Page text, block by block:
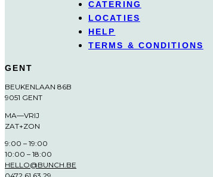
CATERING
LOCATIES
HELP
TERMS & CONDITIONS
GENT
BEUKENLAAN 86B
9051 GENT
MA—VRIJ
ZAT+ZON
9:00 – 19:00
10:00 – 18:00
HELLO@BUNCH.BE